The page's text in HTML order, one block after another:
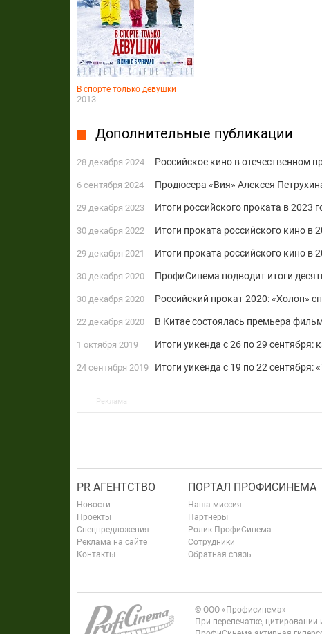
В спорте только девушки
2013
Дополнительные публикации
28 декабря 2024 Российское кино в отечественном
6 сентября 2024 Продюсера «Вия» Алексея
29 декабря 2023 Итоги российского проката в 2023
30 декабря 2022 Итоги проката российского кино в
29 декабря 2021 Итоги проката российского кино в
30 декабря 2020 ПрофиСинема подводит итоги
30 декабря 2020 Российский прокат 2020: «Холоп»
22 декабря 2020 В Китае состоялась премьера
1 октября 2019 Итоги уикенда с 26 по 29 сентября:
24 сентября 2019 Итоги уикенда с 19 по 22 сентября:
Реклама
PR АГЕНТСТВО
Новости
Проекты
Спецпредложения
Реклама на сайте
Контакты
ПОРТАЛ ПРОФИСИНЕМА
Наша миссия
Партнеры
Ролик ПрофиСинема
Сотрудники
Обратная связь
© ООО «Профисинема»
При перепечатке,